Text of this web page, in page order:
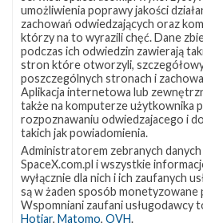
dotyczyły jedynie
rozdzielenia płatności na
wyraziło zgodę. Łączny koszt nie
czas planowano FRR przed
zmodyfikowano jedynie
związane z nimi płatności.
pory zapraszało przedstawicieli
tym NASA, na oceny gotowości
także dla innych klientów i
kontynuowana w przypadku
umożliwienia poprawy jakości
zachowań odwiedzających oraz
którzy na to wyrazili chęć. Dane
podczas ich odwiedzin zawierają
stron które otworzyli,
poszczególnych stronach i
Aplikacja internetowa lub
także na komputerze użytkownika
rozpoznawaniu odwiedzajacego i
takich jak powiadomienia.
Administratorem zebranych
SpaceX.com.pl i wszystkie
wyłącznie dla nich i ich zaufanych
są w żaden sposób
Wspomniani zaufani usługodawcy
Hotjar, Matomo, OVH.